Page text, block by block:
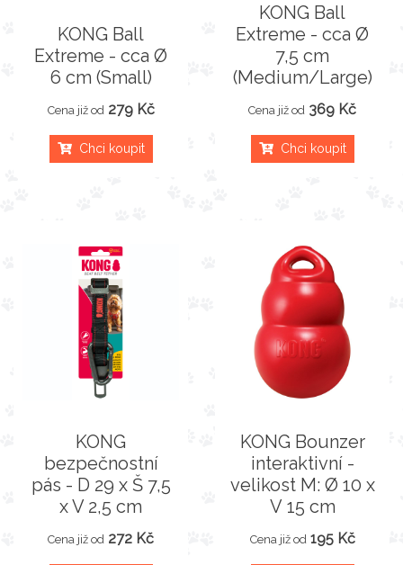
KONG Ball
Extreme - cca Ø
6 cm (Small)
Cena již od 279 Kč
Chci koupit
KONG Ball
Extreme - cca Ø
7,5 cm
(Medium/Large)
Cena již od 369 Kč
Chci koupit
KONG
bezpečnostní
pás - D 29 x Š 7,5
x V 2,5 cm
Cena již od 272 Kč
KONG Bounzer
interaktivní -
velikost M: Ø 10 x
V 15 cm
Cena již od 195 Kč